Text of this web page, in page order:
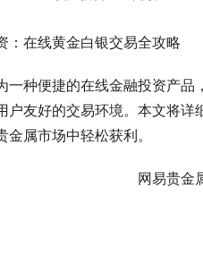
：在线黄金白银交易全攻略
一种便捷的在线金融投资产
户友好的交易环境。本文将
金属市场中轻松获利。